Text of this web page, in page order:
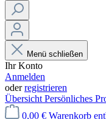
Menü schließen
Ihr Konto
Anmelden
oderregistrieren
Übersicht Persönliches
0,00 € Warenkorb